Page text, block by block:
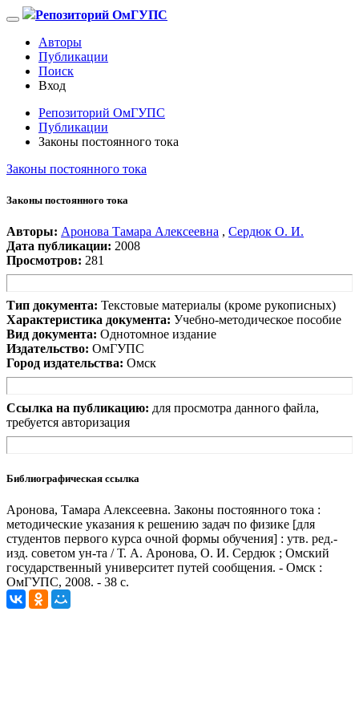
Репозиторий ОмГУПС
Авторы
Публикации
Поиск
Вход
Репозиторий ОмГУПС
Публикации
Законы постоянного тока
Законы постоянного тока
Законы постоянного тока
Авторы: Аронова Тамара Алексеевна , Сердюк О. И.
Дата публикации: 2008
Просмотров: 281
Тип документа: Текстовые материалы (кроме рукописных)
Характеристика документа: Учебно-методическое пособие
Вид документа: Однотомное издание
Издательство: ОмГУПС
Город издательства: Омск
Ссылка на публикацию: для просмотра данного файла,
требуется авторизация
Библиографическая ссылка
Аронова, Тамара Алексеевна. Законы постоянного тока :
методические указания к решению задач по физике [для
студентов первого курса очной формы обучения] : утв. ред.-
изд. советом ун-та / Т. А. Аронова, О. И. Сердюк ; Омский
государственный университет путей сообщения. - Омск :
ОмГУПС, 2008. - 38 с.